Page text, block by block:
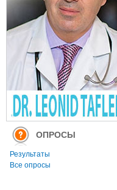
ОПРОСЫ
Результаты
Все опросы